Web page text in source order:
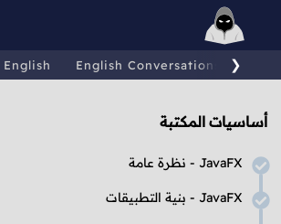
English English Conversations ❯
أساسيات المكتبة
JavaFX - نظرة عامة
JavaFX - بنية التطبيقات